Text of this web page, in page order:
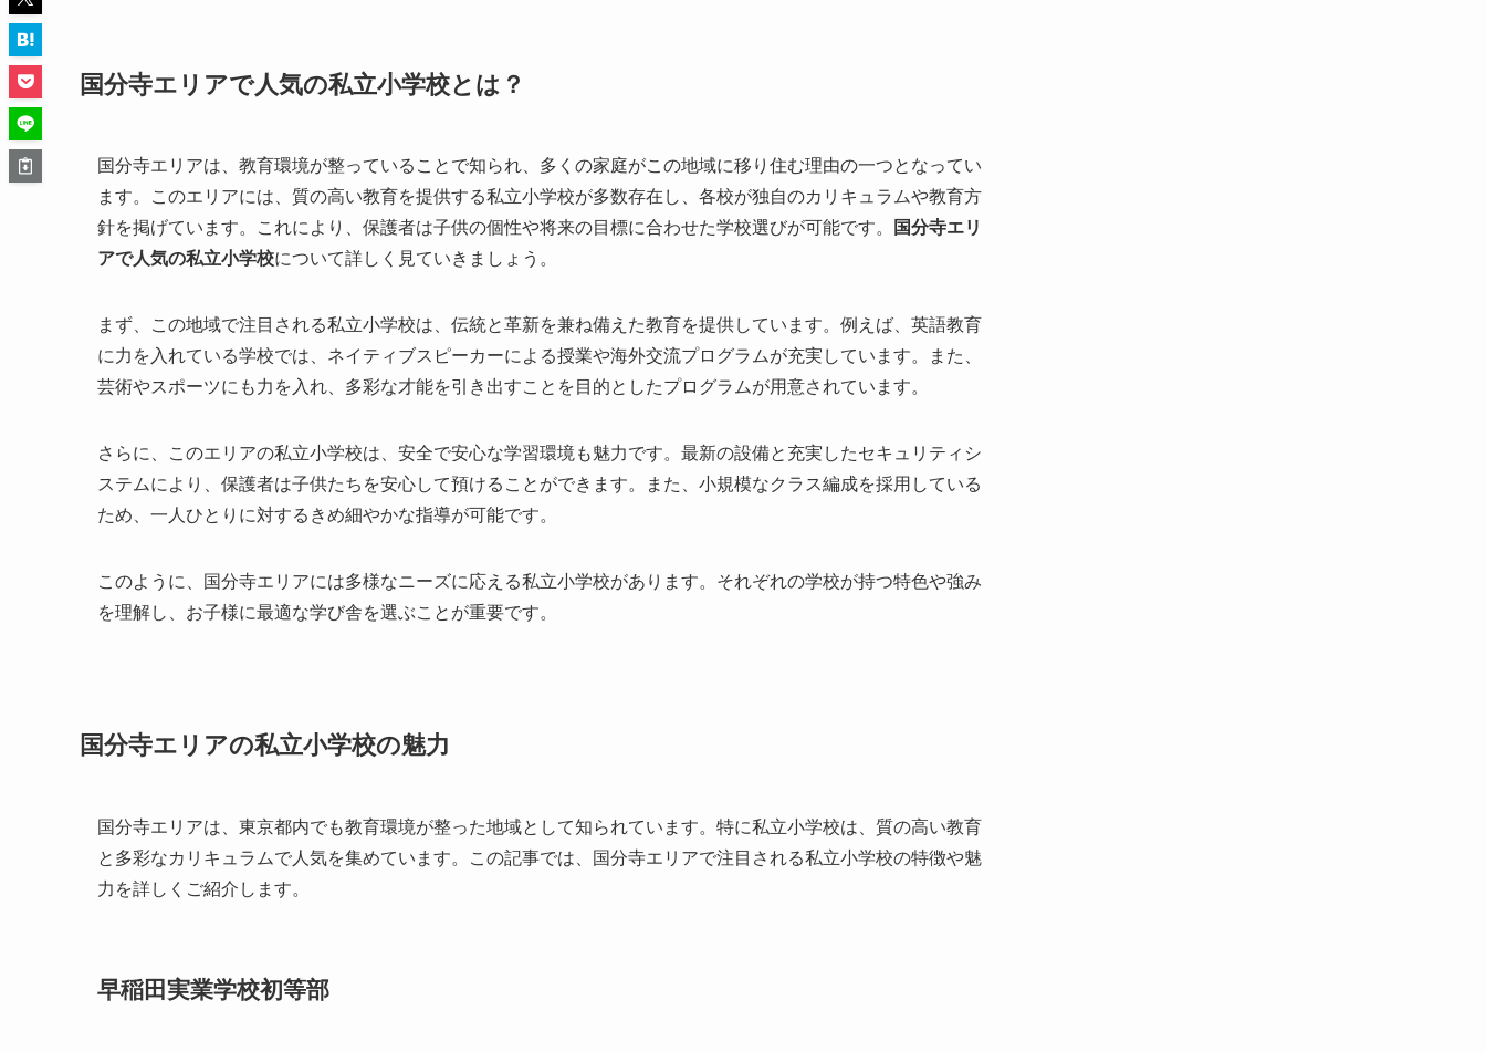
国分寺エリアで人気の私立小学校とは？
国分寺エリアは、教育環境が整っていることで知られ、多くの家庭がこの地域に移り住む理由の一つとなってい
ます。このエリアには、質の高い教育を提供する私立小学校が多数存在し、各校が独自のカリキュラムや教育方
針を掲げています。これにより、保護者は子供の個性や将来の目標に合わせた学校選びが可能です。
国分寺エリ
アで人気の私立小学校について詳しく見ていきましょう。
まず、この地域で注目される私立小学校は、伝統と革新を兼ね備えた教育を提供しています。例えば、英語教育
に力を入れている学校では、ネイティブスピーカーによる授業や海外交流プログラムが充実しています。また、
芸術やスポーツにも力を入れ、多彩な才能を引き出すことを目的としたプログラムが用意されています。
さらに、このエリアの私立小学校は、安全で安心な学習環境も魅力です。最新の設備と充実したセキュリティシ
ステムにより、保護者は子供たちを安心して預けることができます。また、小規模なクラス編成を採用している
ため、一人ひとりに対するきめ細やかな指導が可能です。
このように、国分寺エリアには多様なニーズに応える私立小学校があります。それぞれの学校が持つ特色や強み
を理解し、お子様に最適な学び舎を選ぶことが重要です。
国分寺エリアの私立小学校の魅力
国分寺エリアは、東京都内でも教育環境が整った地域として知られています。特に私立小学校は、質の高い教育
と多彩なカリキュラムで人気を集めています。この記事では、国分寺エリアで注目される私立小学校の特徴や魅
力を詳しくご紹介します。
早稲田実業学校初等部